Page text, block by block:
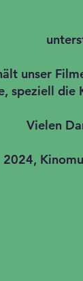
unser
speziell die
Vielen
2024,